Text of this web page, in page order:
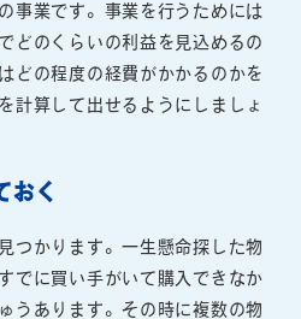
事業です。事業を行うためには
どのくらいの利益を見込めるの
どの程度の経費がかかるのかを
計算して出せるようにしましょ
おく
つかります。一生懸命探した物
でに買い手がいて購入できなか
うあります。その時に複数の物